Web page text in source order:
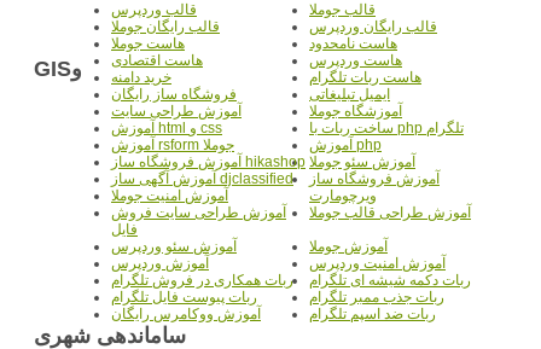
قالب جوملا
قالب وردپرس
قالب رایگان وردپرس
قالب رایگان جوملا
هاست نامحدود
هاست جوملا
هاست وردپرس
هاست اقتصادی
هاست ربات تلگرام
خرید دامنه
ایمیل تبلیغاتی
فروشگاه ساز رایگان
آموزشگاه جوملا
آموزش طراحی سایت
ساخت ربات با php تلگرام
آموزش html و css
آموزش php
آموزش rsform جوملا
آموزش سئو جوملا آموزش فروشگاه ساز hikashop
آموزش فروشگاه ساز
ویرچومارت
آموزش آگهی ساز djclassified
آموزش امنیت جوملا
آموزش طراحی قالب جوملا
آموزش طراحی سایت فروش
فایل
آموزش جوملا
آموزش سئو وردپرس
آموزش امنیت وردپرس
آموزش وردپرس
ربات دکمه شیشه ای تلگرام
ربات همکاری در فروش تلگرام
ربات جذب ممبر تلگرام
ربات پیوست فایل تلگرام
ربات ضد اسپم تلگرام
آموزش ووکامرس رایگان
GISو
ساماندهی شهری